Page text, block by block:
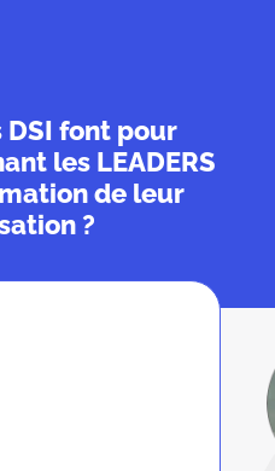
font pour
les LEADERS
de leur
?